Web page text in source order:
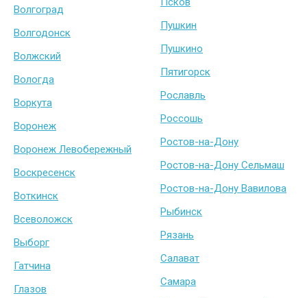
Волгоград
Волгодонск
Волжский
Вологда
Воркута
Воронеж
Воронеж Левобережный
Воскресенск
Воткинск
Всеволожск
Выборг
Гатчина
Глазов
Пушкин
Пушкино
Пятигорск
Рославль
Россошь
Ростов-на-Дону
Ростов-на-Дону Сельмаш
Ростов-на-Дону Вавилова
Рыбинск
Рязань
Салават
Самара